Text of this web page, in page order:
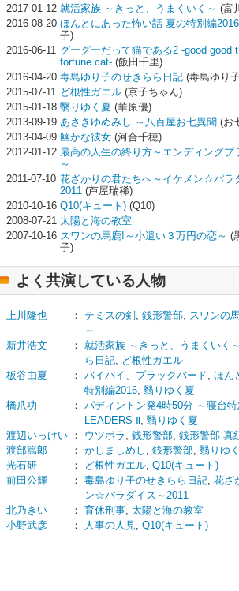
2017-01-12 就活家族 ～きっと、うまくいく～ (富
2016-08-20 ほんとにあった怖い話 夏の特別編2016
子)
2016-06-11 グーグーだって猫である2 -good good
fortune cat- (飯田千里)
2016-04-20 毒島ゆり子のせきらら日記 (毒島ゆり
2015-07-11 ど根性ガエル (京子ちゃん)
2015-01-18 翳りゆく夏 (華原優)
2013-09-19 あさきゆめみし ～八百屋お七異聞 (お
2013-04-09 幽かな彼女 (河合千穂)
2012-01-12 最高の人生の終り方～エンディングプ
～
2011-07-10 花ざかりの君たちへ～イケメン☆パラ
2011 (芦屋瑞稀)
2010-10-16 Q10(キュート) (Q10)
2008-07-21 太陽と海の教室
2007-10-16 スワンの馬鹿!～小遣い３万円の恋～ (
子)
よく共演している人物
上川隆也 ： テミスの剣 , 銭形警部, スワンの
～
新井浩文
： 就活家族 ～きっと、うまくいく～
ら日記, ど根性ガエル
板谷由夏
： バイバイ、ブラックバード, ほん
特別編2016, 翳りゆく夏
橋爪功
： パディントン発4時50分 ～寝台
LEADERS Ⅱ, 翳りゆく夏
渡辺いっけい ： ウツボラ , 銭形警部, 銭形警部 真
渡部篤郎
： かしましめし , 銭形警部, 翳りゆ
光石研
： ど根性ガエル, Q10(キュート)
前田公輝
： 毒島ゆり子のせきらら日記, 花ざ
ン☆パラダイス～2011
北乃きい
： 育休刑事, 太陽と海の教室
小野武彦
： 人事の人見, Q10(キュート)